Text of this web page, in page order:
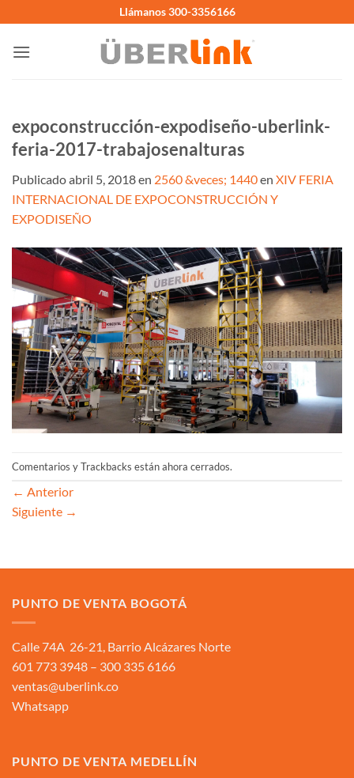
al
contenido
Llámanos 300-3356166
expoconstrucción-expodiseño-uberlink-
feria-2017-trabajosenalturas
Publicadoabril 5, 2018en 2560 &veces; 1440en XIV FERIA
INTERNACIONAL DE EXPOCONSTRUCCIÓN Y
EXPODISEÑO
Comentarios y Trackbacks están ahora cerrados.
← Anterior
Siguiente →
PUNTO DE VENTA BOGOTÁ
Calle 74A 26-21, Barrio Alcázares Norte
601 773 3948 – 300 335 6166
ventas@uberlink.co
Whatsapp
PUNTO DE VENTA MEDELLÍN